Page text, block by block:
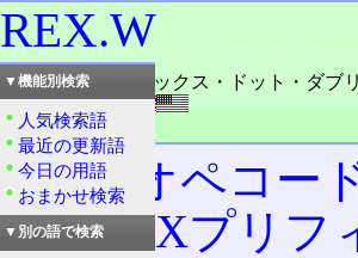
REX.W
読み：アーイーエックス・ドット・ダブ
外語：REX.W
品詞：名詞
x86のオペコー
ったREXプリフ
▼機能別検索
人気検索語
最近の更新語
今日の用語
おまかせ検索
▼別の語で検索